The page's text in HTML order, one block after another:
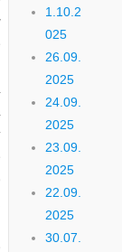
1.10.2
025
26.09.
2025
24.09.
2025
23.09.
2025
22.09.
2025
30.07.